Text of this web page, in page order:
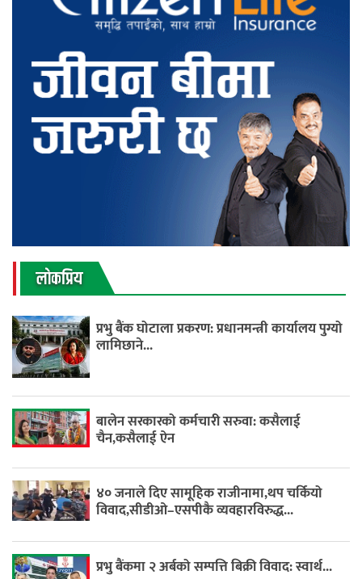
लाेकप्रिय
प्रभु बैंक घोटाला प्रकरण: प्रधानमन्त्री कार्यालय पुग्यो
लामिछाने...
बालेन सरकारको कर्मचारी सरुवा: कसैलाई
चैन,कसैलाई ऐन
४० जनाले दिए सामूहिक राजीनामा,थप चर्कियो
विवाद,सीडीओ–एसपीकै व्यवहारविरुद्ध...
प्रभु बैंकमा २ अर्बको सम्पत्ति बिक्री विवाद: स्वार्थ...